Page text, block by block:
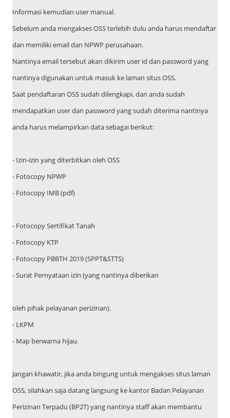
Informasi kemudian user manual.
Sebelum anda mengakses OSS terlebih dulu anda harus mendaftar
dan memiliki email dan NPWP perusahaan.
Nantinya email tersebut akan dikirim user id dan password yang
nantinya digunakan untuk masuk ke laman situs OSS.
Saat pendaftaran OSS sudah dilengkapi, dan anda sudah
mendapatkan user dan password yang sudah diterima nantinya
anda harus melampirkan data sebagai berikut:
- Izin-izin yang diterbitkan oleh OSS
- Fotocopy NPWP
- Fotocopy IMB (pdf)
- Fotocopy Sertifikat Tanah
- Fotocopy KTP
- Fotocopy PBBTH 2019 (SPPT&STTS)
- Surat Pernyataan izin (yang nantinya diberikan
oleh pihak pelayanan perizinan).
- LKPM
- Map berwarna hijau.
Jangan khawatir, jika anda bingung untuk mengakses situs laman
OSS, silahkan saja datang langsung ke kantor Badan Pelayanan
Perizinan Terpadu (BP2T) yang nantinya staff akan membantu